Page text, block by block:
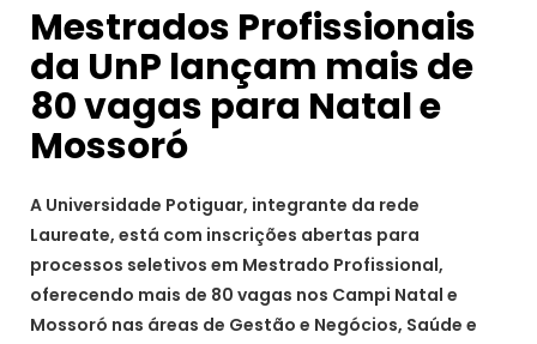
Mestrados Profissionais
da UnP lançam mais de
80 vagas para Natal e
Mossoró
A Universidade Potiguar, integrante da rede
Laureate, está com inscrições abertas para
processos seletivos em Mestrado Profissional,
oferecendo mais de 80 vagas nos Campi Natal e
Mossoró nas áreas de Gestão e Negócios, Saúde e